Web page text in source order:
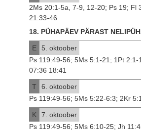
2Ms 20:1-5a, 7-9, 12-20; Ps 19; Fl
21:33-46
18. PÜHAPÄEV PÄRAST
E
5. oktoober
Ps 119:49-56; 5Ms 5:1-21; 1Pt 2:1-
07:36 18:41
T
6. oktoober
Ps 119:49-56; 5Ms 5:22-6:3; 2Kr
K
7. oktoober
Ps 119:49-56; 5Ms 6:10-25; Jh